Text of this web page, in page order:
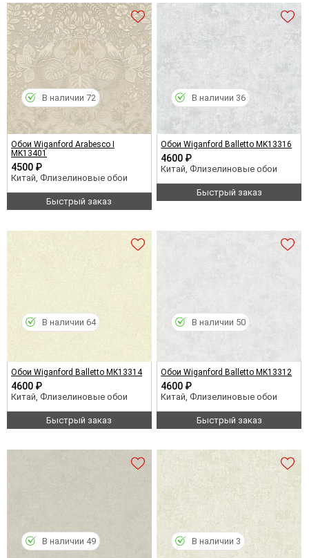
Обои Wiganford Arabesco I
MK13401
4500 ₽
Китай, Флизелиновые обои
Быстрый заказ
В наличии 72
Обои Wiganford Balletto MK13316
4600 ₽
Китай, Флизелиновые обои
Быстрый заказ
В наличии 36
Обои Wiganford Balletto MK13314
4600 ₽
Китай, Флизелиновые обои
Быстрый заказ
В наличии 64
Обои Wiganford Balletto MK13312
4600 ₽
Китай, Флизелиновые обои
Быстрый заказ
В наличии 50
В наличии 49 В наличии 3